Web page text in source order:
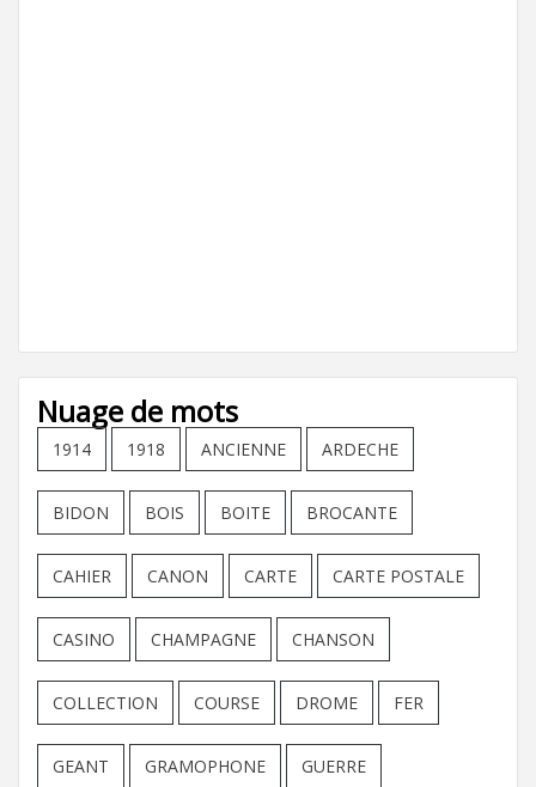
Nuage de mots
1914 1918 ANCIENNE ARDECHE
BIDON BOIS BOITE BROCANTE
CAHIER CANON CARTE CARTE POSTALE
CASINO CHAMPAGNE CHANSON
COLLECTION COURSE DROME FER
GEANT GRAMOPHONE GUERRE